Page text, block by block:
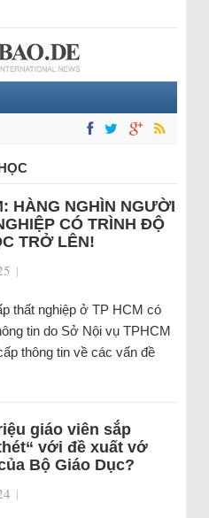
HÀNG NGHÌN NGƯỜI
CÓ TRÌNH ĐỘ
TRỞ LÊN!
|
thất nghiệp ở TP HCM có
tin do Sở Nội vụ TPHCM
thông tin về các vấn đề
giáo viên sắp
với đề xuất vớ
Bộ Giáo Dục?
|